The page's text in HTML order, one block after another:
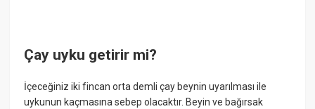
Çay uyku getirir mi?
İçeceğiniz iki fincan orta demli çay beynin uyarılması ile
uykunun kaçmasına sebep olacaktır. Beyin ve bağırsak